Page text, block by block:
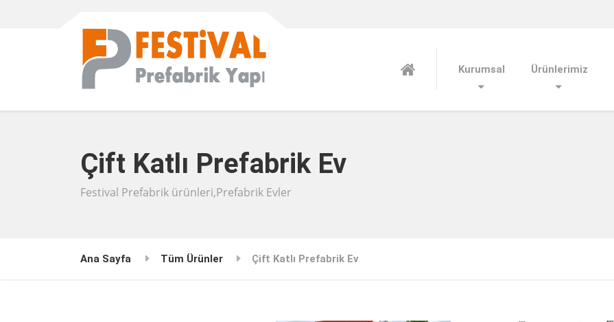
Kurumsal Ürünlerimiz
Çift Katlı Prefabrik Ev
Festival Prefabrik ürünleri,Prefabrik Evler
Ana Sayfa Tüm Ürünler Çift Katlı Prefabrik Ev